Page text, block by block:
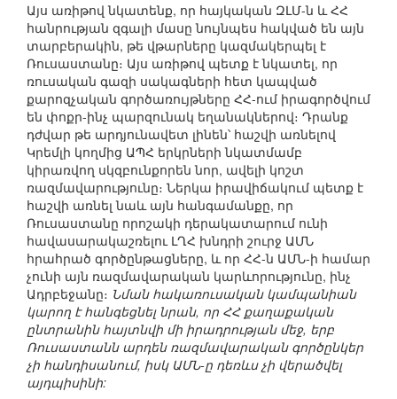
Այս առիթով նկատենք, որ հայկական ԶԼՄ-ն և ՀՀ
հանրության զգալի մասը նույնպես հակված են այն
տարբերակին, թե վթարները կազմակերպել է
Ռուսաստանը։ Այս առիթով պետք է նկատել, որ
ռուսական գազի սակագների հետ կապված
քարոզչական գործառույթները ՀՀ-ում իրագործվում
են փոքր-ինչ պարզունակ եղանակներով։ Դրանք
դժվար թե արդյունավետ լինեն՝ հաշվի առնելով
Կրեմլի կողմից ԱՊՀ երկրների նկատմամբ
կիրառվող սկզբունքորեն նոր, ավելի կոշտ
ռազմավարությունը։ Ներկա իրավիճակում պետք է
հաշվի առնել նաև այն հանգամանքը, որ
Ռուսաստանը որոշակի դերակատարում ունի
հավասարակաշռելու ԼՂՀ խնդրի շուրջ ԱՄՆ
հրահրած գործընթացները, և որ ՀՀ-ն ԱՄՆ-ի համար
չունի այն ռազմավարական կարևորությունը, ինչ
Ադրբեջանը։ Նման հակառուսական կամպանիան
կարող է հանգեցնել նրան, որ ՀՀ քաղաքական
ընտրանին հայտնվի մի իրադրության մեջ, երբ
Ռուսաստանն արդեն ռազմավարական գործընկեր
չի հանդիսանում, իսկ ԱՄՆ-ը դեռևս չի վերածվել
այդպիսինի: